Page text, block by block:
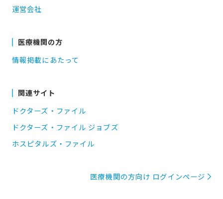
運営会社
医療機関の方
情報掲載にあたって
関連サイト
ドクターズ・ファイル
ドクターズ・ファイル ジョブズ
ホスピタルズ・ファイル
医療機関の方向け ログインページ